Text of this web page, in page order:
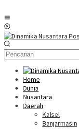
Home
Dunia
Nusantara
Daerah
Kalsel
Banjarmasin